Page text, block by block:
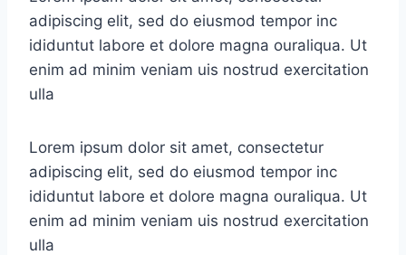
adipiscing elit, sed do eiusmod tempor inc
ididuntut labore et dolore magna ouraliqua. Ut
enim ad minim veniam uis nostrud exercitation
ulla
Lorem ipsum dolor sit amet, consectetur
adipiscing elit, sed do eiusmod tempor inc
ididuntut labore et dolore magna ouraliqua. Ut
enim ad minim veniam uis nostrud exercitation
ulla